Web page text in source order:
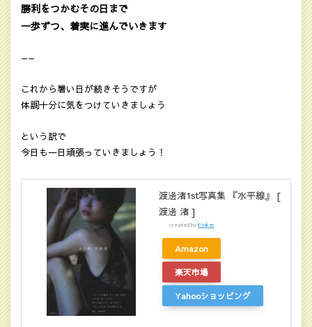
勝利をつかむその日まで
一歩ずつ、着実に進んでいきます
——
これから暑い日が続きそうですが
体調十分に気をつけていきましょう
という訳で
今日も一日頑張っていきましょう！
渡邊渚1st写真集 『水平線』 [
渡邊 渚 ]
created byRinker
Amazon
楽天市場
Yahooショッピング